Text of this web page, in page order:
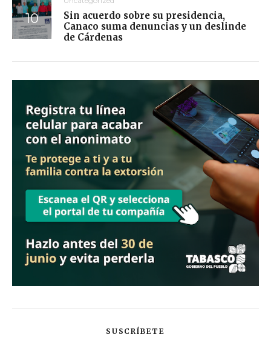
Sin acuerdo sobre su presidencia,
Canaco suma denuncias y un deslinde
de Cárdenas
SUSCRÍBETE